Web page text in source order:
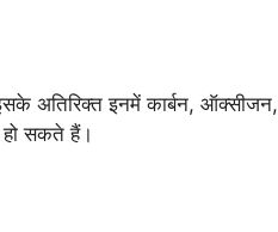
अतिरिक्त इनमें कार्बन,
हो सकते हैं।